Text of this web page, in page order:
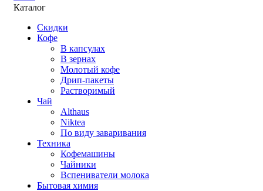
Каталог
Скидки
Кофе
В капсулах
В зернах
Молотый кофе
Дрип-пакеты
Растворимый
Чай
Althaus
Niktea
По виду заваривания
Техника
Кофемашины
Чайники
Вспениватели молока
Бытовая химия